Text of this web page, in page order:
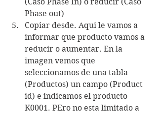
Phase out)
Copiar desde. Aqui le vamos a
informar que producto vamos a
reducir o aumentar. En la
imagen vemos que
seleccionamos de una tabla
(Productos) un campo (Product
id) e indicamos el producto
K0001. PEro no esta limitado a